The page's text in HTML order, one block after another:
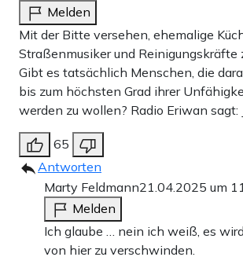
Melden
Mit der Bitte versehen, ehemalige
Straßenmusiker und Reinigungskräfte
Gibt es tatsächlich Menschen, die
bis zum höchsten Grad ihrer
werden zu wollen? Radio Eriwan sagt:
65
Antworten
Marty Feldmann21.04.2025 um
Melden
Ich glaube … nein ich weiß, es
von hier zu verschwinden.